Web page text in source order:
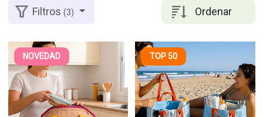
Ordenar
Filtros(3)
NOVEDAD TOP 50